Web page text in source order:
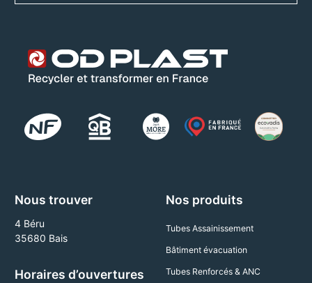
Nous trouver
4 Béru
35680 Bais
Horaires d’ouvertures
Nos produits
Tubes Assainissement
Bâtiment évacuation
Tubes Renforcés & ANC